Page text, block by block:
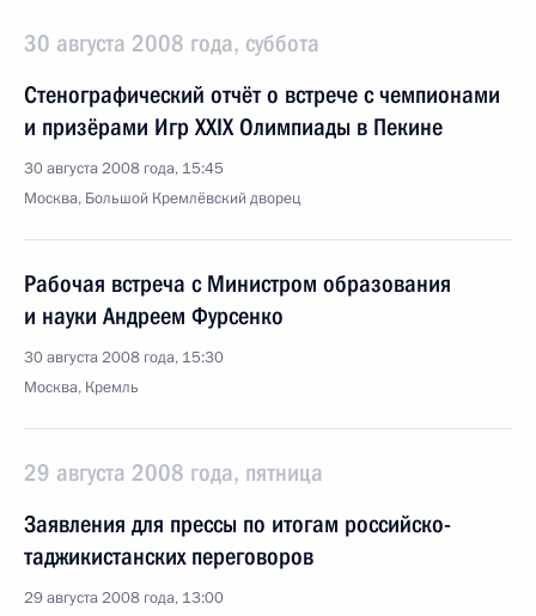
30 августа 2008 года, суббота
Стенографический отчёт о встрече с чемпионами
и призёрами Игр XXIX Олимпиады в Пекине
30 августа 2008 года, 15:45
Москва, Большой Кремлёвский дворец
Рабочая встреча с Министром образования
и науки Андреем Фурсенко
30 августа 2008 года, 15:30
Москва, Кремль
29 августа 2008 года, пятница
Заявления для прессы по итогам российско-
таджикистанских переговоров
29 августа 2008 года, 13:00